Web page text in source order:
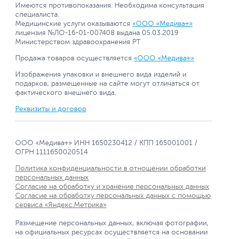
Имеются противопоказания. Необходима консультация
специалиста.
Медицинские услуги оказываются «ООО «Медива+»
лицензия №ЛО-16-01-007408 выдана 05.03.2019
Министерством здравоохранения РТ
Продажа товаров осуществляется «ООО «Медива+»
Изображения упаковки и внешнего вида изделий и
подарков, размещенные на сайте могут отличаться от
фактического внешнего вида.
Реквизиты и договор
ООО «Медива+» ИНН 1650230412 / КПП 165001001 /
ОГРН 1111650020514
Политика конфиденциальности в отношении обработки
персональных данных
Согласие на обработку и хранение персональных данных
Согласие на обработку персональных данных с помощью
сервиса «Яндекс.Метрика»
Размещение персональных данных, включая фотографии,
на официальных ресурсах осуществляется на основании